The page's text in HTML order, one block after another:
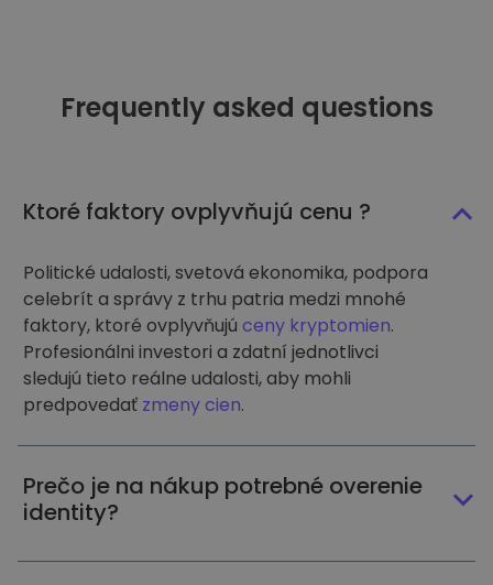
Frequently asked questions
Ktoré faktory ovplyvňujú cenu ?
Politické udalosti, svetová ekonomika, podpora
celebrít a správy z trhu patria medzi mnohé
faktory, ktoré ovplyvňujú ceny kryptomien.
Profesionálni investori a zdatní jednotlivci
sledujú tieto reálne udalosti, aby mohli
predpovedať zmeny cien.
Prečo je na nákup potrebné overenie
identity?